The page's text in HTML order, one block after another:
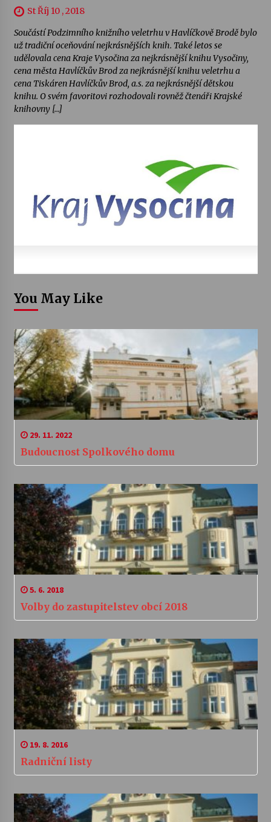
St Říj 10 , 2018
Součástí Podzimního knižního veletrhu v Havlíčkově Brodě bylo
už tradiční oceňování nejkrásnějších knih. Také letos se
udělovala cena Kraje Vysočina za nejkrásnější knihu Vysočiny,
cena města Havlíčkův Brod za nejkrásnější knihu veletrhu a
cena Tiskáren Havlíčkův Brod, a.s. za nejkrásnější dětskou
knihu. O svém favoritovi rozhodovali rovněž čtenáři Krajské
knihovny […]
You May Like
29. 11. 2022
Budoucnost Spolkového domu
5. 6. 2018
Volby do zastupitelstev obcí 2018
19. 8. 2016
Radniční listy